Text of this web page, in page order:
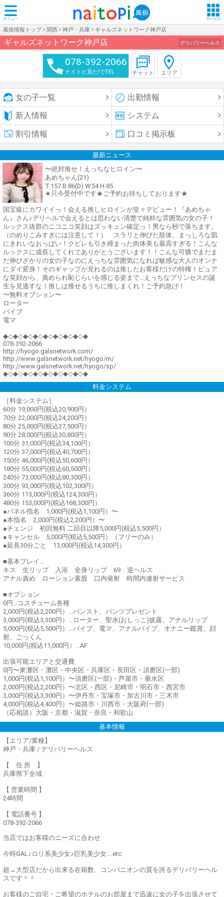
風俗情報トップ 関西 神戸・兵庫 ギャルズネットワーク神戸店
デリバリーヘルス
ギャルズネットワーク神戸店
078-392-2066
ナイトピ見た!でTEL チャット エリア
女の子一覧
出勤情報
新人情報
システム
割引情報
口コミ掲示板
最新ニュース
〜絶対推せ！えっちなヒロイン〜
あめちゃん(21)
T.157 B.86(D) W.54 H.85
★只今受付中です★ご予約お待ちしております★
国宝級にカワイイっ！会える推しヒロインが堂々デビュー！『あめちゃ
ん』さん♪デリヘルで会えるとは思わない清楚で純粋な雰囲気の女の子！
ルックス抜群のニコニコ笑顔はズッキュン確定っ！男なら秒で落ちます。
（のめりこみすぎには注意して！） スラリと伸びた肢体、まっしろな肌
にきれいなおっぱい！クビレも引き締まった肉体美も最高すぎる！こんな
ルックスに成長してくれてありがとうございます！！こんな可憐でまだま
だ伸びざかりの女の子なのにえっちな雰囲気になれば敏感な大人のオンナ
にダイ変身！そのギャップが見れるのは推したお客様だけの特権！ピュア
な笑顔から、責められ恥じらいを感じる姿まで…えっちなプリンセスの誕
生を見逃すな！推しは推せるうちに推しまくれ！ご予約急げ！
〜無料オプション〜
ローター
バイブ
電マ
◆◇◆◇◆◇◆◇◆◇◆◇◆◇◆◇◆
078-392-2066
http://hyogo.galsnetwork.com/
http://www.galsnetwork.net/hyogo/m/
http://www.galsnetwork.net/hyogo/sp/
◆◇◆◇◆◇◆◇◆◇◆◇◆◇◆◇◆
料金システム
［料金システム］
60分 19,000円(税込20,900円）
70分 22,000円(税込24,200円）
80分 25,000円(税込27,500円）
90分 28,000円(税込30,800円）
100分 31,000円(税込34,100円）
120分 37,000円(税込40,700円）
150分 46,000円(税込50,600円）
180分 55,000円(税込60,500円）
240分 73,000円(税込80,300円）
300分 93,000円(税込102,300円）
360分 113,000円(税込124,300円）
480分 153,000円(税込168,300円）
●パネル指名 1,000円(税込1,100円）〜
●本指名 2,000円(税込2,200円）〜
●チェンジ 初回無料 二回目以降5,000円(税込5,500円）
●キャンセル 5,000円(税込5,500円）（フリーのみ）
●延長30分ごと 13,000円(税込14,300円）
■基本プレイ…
キス 生リップ 入浴 全身リップ 69 逆ヘルス
アナル責め ローション素股 口内発射 時間内連射サービス
■オプション
0円…コスチューム各種
2,000円(税込2,200円）…パンスト、パンツプレゼント
3,000円(税込3,300円）…ローター、聖水(おしっこ)披露、アナルリップ
5,000円(税込5,500円）…バイブ、電マ、アナルバイブ、オナニー鑑賞、顔
射、ごっくん
10,000円(税込11,000円）…AF
出張可能エリアと交通費
0円〜東灘区・灘区・中央区・兵庫区・長田区・須磨区(一部)
1,000円(税込1,100円）〜須磨区(一部)・芦屋市・垂水区
2,000円(税込2,200円）〜北区・西区・尼崎市・明石市・西宮市
3,000円(税込3,300円）〜伊丹市・宝塚市・加古川市・三木市
4,000円(税込4,400円）〜姫路市・川西市・大阪府(一部)
（応相談）大阪・京都・滋賀・奈良・和歌山
基本情報
【エリア/業種】
神戸・兵庫 / デリバリーヘルス
【 住 所 】
兵庫県下全域
【 営業時間 】
24時間
【 電話番号 】
078-392-2066
当店ではお客様のニーズに合わせ
今時GAL♪ロリ系美少女♪巨乳美少女....etc
超→大型店だから出来る在籍数、コンパニオンの質を誇るデリバリーヘル
スです＾＾
お客様のご自宅・ご希望のホテルのお部屋まで迅速に女の子を出張させて